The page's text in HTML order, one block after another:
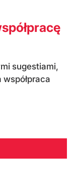
sugestiami,
współpraca